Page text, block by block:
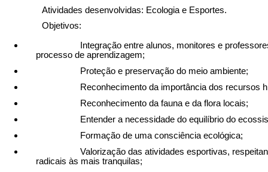
Atividades desenvolvidas: Ecologia e Esportes.
Objetivos:
Integração entre alunos, monitores e
processo de aprendizagem;
Proteção e preservação do meio ambiente;
Reconhecimento da importância dos recursos
Reconhecimento da fauna e da flora locais;
Entender a necessidade do equilíbrio do
Formação de uma consciência ecológica;
Valorização das atividades esportivas,
radicais às mais tranquilas;